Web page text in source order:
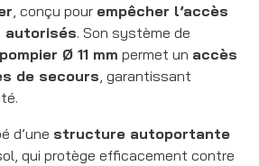
, conçu pour empêcher l’accès
autorisés. Son système de
Ø 11 mm permet un accès
de secours, garantissant
d’une structure autoportante
qui protège efficacement contre